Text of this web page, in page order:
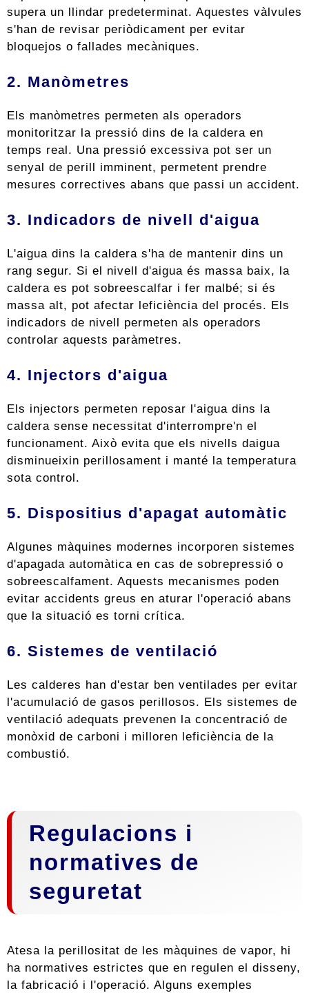
supera un llindar predeterminat. Aquestes vàlvules
s'han de revisar periòdicament per evitar
bloquejos o fallades mecàniques.
2. Manòmetres
Els manòmetres permeten als operadors
monitoritzar la pressió dins de la caldera en
temps real. Una pressió excessiva pot ser un
senyal de perill imminent, permetent prendre
mesures correctives abans que passi un accident.
3. Indicadors de nivell d'aigua
L'aigua dins la caldera s'ha de mantenir dins un
rang segur. Si el nivell d'aigua és massa baix, la
caldera es pot sobreescalfar i fer malbé; si és
massa alt, pot afectar leficiència del procés. Els
indicadors de nivell permeten als operadors
controlar aquests paràmetres.
4. Injectors d'aigua
Els injectors permeten reposar l'aigua dins la
caldera sense necessitat d'interrompre'n el
funcionament. Això evita que els nivells daigua
disminueixin perillosament i manté la temperatura
sota control.
5. Dispositius d'apagat automàtic
Algunes màquines modernes incorporen sistemes
d'apagada automàtica en cas de sobrepressió o
sobreescalfament. Aquests mecanismes poden
evitar accidents greus en aturar l'operació abans
que la situació es torni crítica.
6. Sistemes de ventilació
Les calderes han d'estar ben ventilades per evitar
l'acumulació de gasos perillosos. Els sistemes de
ventilació adequats prevenen la concentració de
monòxid de carboni i milloren leficiència de la
combustió.
Regulacions i
normatives de
seguretat
Atesa la perillositat de les màquines de vapor, hi
ha normatives estrictes que en regulen el disseny,
la fabricació i l'operació. Alguns exemples